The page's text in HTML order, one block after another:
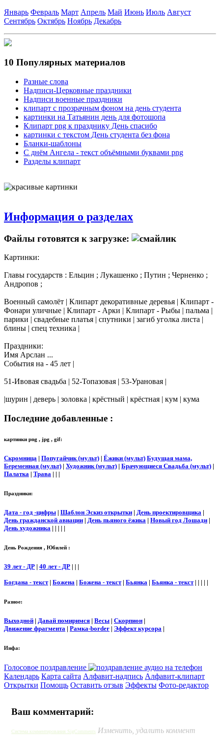
Январь Февраль Март Апрель Май Июнь Июль Август
Сентябрь Октябрь Ноябрь Декабрь
10 Популярных материалов
Разные слова
Надписи-Церковные праздники
Надписи военные праздники
клипарт с прозрачным фоном на день студента
картинки на Татьянин день для фотошопа
Клипарт png к празднику День спасибо
картинки с текстом День студента без фона
Бланки-шаблоны
С днём Ангела - текст объёмными буквами png
Разделы клипарт
Информация о разделах
Файлы готовятся к загрузке:
Картинки:
Главы государств : Ельцин ; Лукашенко ; Путин ; Черненко ;
Андропов ;
Военный самолёт | Клипарт декоративные деревья | Клипарт -
Фонари уличные | Клипарт - Арки | Клипарт - Рыбы | пальма |
парики | свадебные платья | спутники | загиб уголка листа |
блины | спец техника |
Праздники:
Имя Арслан ...
События на - 45 лет |
51-Ивовая свадьба | 52-Топазовая | 53-Урановая |
|шурин | деверь | золовка | крёстный | крёстная | кум | кума
Последние добавленные :
картинки png , jpg , gif:
Скромница | Попугайчик (мульт) | Ёжики (мульт) Будущая мама,
Беременная (мульт) | Художник (мульт) | Брачующиеся Свадьба (мульт) |
Палатка | Трава | | |
Праздники:
Дата - год -цифры | Шаблон Эскиз открытки | День проектировщика |
День гражданской авиации | День пьяного ёжика | Новый год Лошади |
День художника | | | | |
День Рождения , Юбилей :
39 лет - ДР | 40 лет - ДР | | |
Богдана - текст| Божена | Божена - текст| Бьянка | Бьянка - текст| | | | |
Разное:
Выходной | Давай помиримся | Весы | Скорпион |
Движение фрагмента | Рамка-border | Эффект курсора |
Инфа:
Голосовое поздравление
Календарь Карта сайта Алфавит-надпись Алфавит-клипарт
Открытки Помощь Оставить отзыв Эффекты Фото-редактор
Ваш комментарий:
Система комментирования SigComments Изменить, удалить коммент